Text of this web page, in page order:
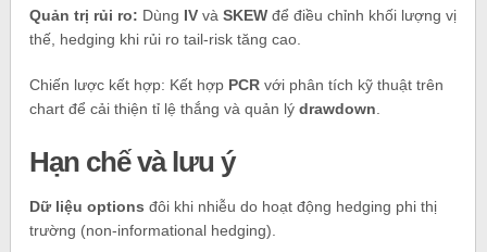
Quản trị rủi ro: Dùng IVvàSKEWđể điều chỉnh khối lượng vị
thế, hedging khi rủi ro tail‑risk tăng cao.
Chiến lược kết hợp: Kết hợp PCRvới phân tích kỹ thuật trên
chart để cải thiện tỉ lệ thắng và quản lýdrawdown.
Hạn chế và lưu ý
Dữ liệu options đôi khi nhiễu do hoạt động hedging phi thị
trường (non‑informational hedging).